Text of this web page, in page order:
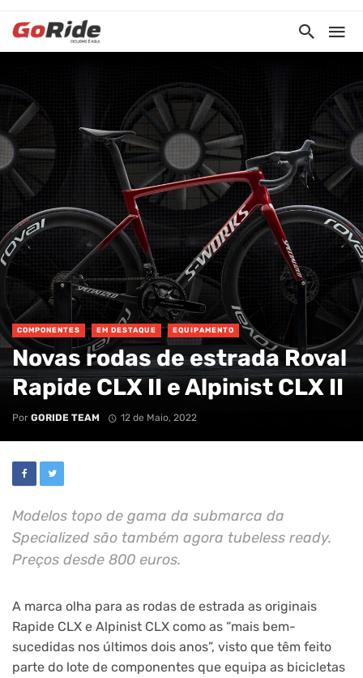
COMPONENTES EM DESTAQUE EQUIPAMENTO
Novas rodas de estrada Roval
Rapide CLX II e Alpinist CLX II
Por GORIDE TEAM 12 de Maio, 2022
Modelos topo de gama da submarca da
Specialized são também agora tubeless ready.
Preços desde 800 euros.
A marca olha para as rodas de estrada as originais
Rapide CLX e Alpinist CLX como as “mais bem-
sucedidas nos últimos dois anos”, visto que têm feito
parte do lote de componentes que equipa as bicicletas